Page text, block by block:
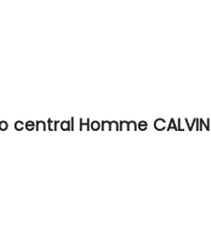
Homme CALVIN